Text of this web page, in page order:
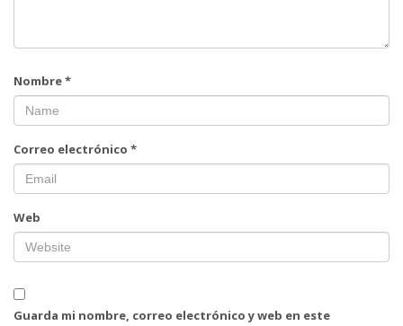
Nombre*
Correo electrónico *
Web
Guarda mi nombre, correo electrónico y web en este